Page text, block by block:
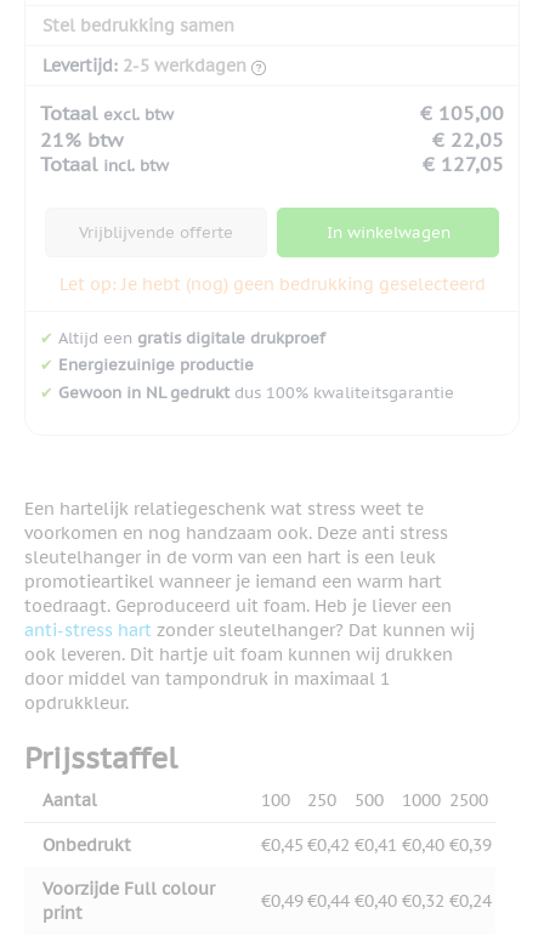
Stel bedrukking samen
Levertijd: 2-5 werkdagen
Totaal excl. btw
€ 105,00
21% btw
€ 22,05
Totaal incl. btw € 127,05
Vrijblijvende offerte In winkelwagen
Let op: Je hebt (nog) geen bedrukking geselecteerd
✔ Altijd een gratis digitale drukproef
✔ Energiezuinige productie
✔ Gewoon in NL gedruktdus 100% kwaliteitsgarantie
Een hartelijk relatiegeschenk wat stress weet te
voorkomen en nog handzaam ook. Deze anti stress
sleutelhanger in de vorm van een hart is een leuk
promotieartikel wanneer je iemand een warm hart
toedraagt. Geproduceerd uit foam. Heb je liever een
anti-stress hart zonder sleutelhanger? Dat kunnen wij
ook leveren. Dit hartje uit foam kunnen wij drukken
door middel van tampondruk in maximaal 1
opdrukkleur.
Prijsstaffel
Aantal 100 250 500 1000 2500
Onbedrukt €0,45 €0,42 €0,41 €0,40 €0,39
Voorzijde Full colour
print
€0,49€0,44 €0,40 €0,32 €0,24